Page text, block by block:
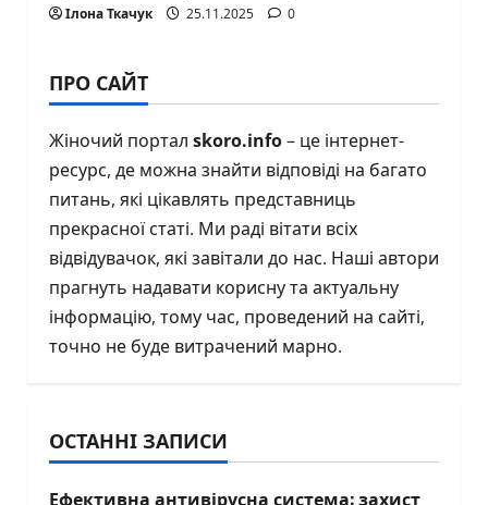
Ілона Ткачук 25.11.2025 0
ПРО САЙТ
Жіночий портал skoro.info– це інтернет-
ресурс, де можна знайти відповіді на багато
питань, які цікавлять представниць
прекрасної статі. Ми раді вітати всіх
відвідувачок, які завітали до нас. Наші автори
прагнуть надавати корисну та актуальну
інформацію, тому час, проведений на сайті,
точно не буде витрачений марно.
ОСТАННІ ЗАПИСИ
Ефективна антивірусна система: захист